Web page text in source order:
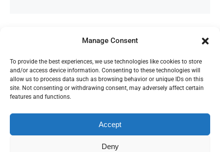
Manage Consent
To provide the best experiences, we use technologies like cookies to store
and/or access device information. Consenting to these technologies will
allow us to process data such as browsing behavior or unique IDs on this
site. Not consenting or withdrawing consent, may adversely affect certain
features and functions.
Accept
Deny
| All Rights Reserved | Powered by